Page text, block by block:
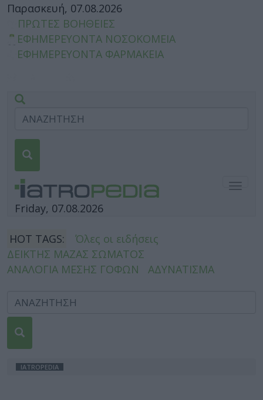
Παρασκευή, 07.08.2026
ΠΡΩΤΕΣ ΒΟΗΘΕΙΕΣ
ΕΦΗΜΕΡΕΥΟΝΤΑ ΝΟΣΟΚΟΜΕΙΑ
ΕΦΗΜΕΡΕΥΟΝΤΑ ΦΑΡΜΑΚΕΙΑ
Friday, 07.08.2026
HOT TAGS:
Όλες οι ειδήσεις
ΔΕΙΚΤΗΣ ΜΑΖΑΣ ΣΩΜΑΤΟΣ
ΑΝΑΛΟΓΙΑ ΜΕΣΗΣ ΓΟΦΩΝ
ΑΔΥΝΑΤΙΣΜΑ
IATROPEDIA